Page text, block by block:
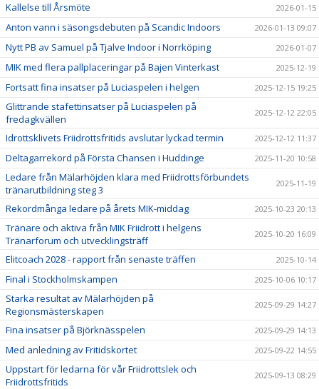
Kallelse till Årsmöte 2026-01-15
Anton vann i säsongsdebuten på Scandic Indoors 2026-01-13 09:07
Nytt PB av Samuel på Tjalve Indoor i Norrköping 2026-01-07
MIK med flera pallplaceringar på Bajen Vinterkast 2025-12-19
Fortsatt fina insatser på Luciaspelen i helgen 2025-12-15 19:25
Glittrande stafettinsatser på Luciaspelen på
fredagkvällen
2025-12-12 22:05
Idrottsklivets Friidrottsfritids avslutar lyckad termin 2025-12-12 11:37
Deltagarrekord på Första Chansen i Huddinge 2025-11-20 10:58
Ledare från Mälarhöjden klara med Friidrottsförbundets
tränarutbildning steg 3
2025-11-19
Rekordmånga ledare på årets MIK-middag 2025-10-23 20:13
Tränare och aktiva från MIK Friidrott i helgens
Tränarforum och utvecklingsträff
2025-10-20 16:09
Elitcoach 2028 - rapport från senaste träffen 2025-10-14
Final i Stockholmskampen 2025-10-06 10:17
Starka resultat av Mälarhöjden på
Regionsmästerskapen
2025-09-29 14:27
Fina insatser på Björknässpelen 2025-09-29 14:13
Med anledning av Fritidskortet 2025-09-22 14:55
Uppstart för ledarna för vår Friidrottslek och
Friidrottsfritids
2025-09-13 08:29